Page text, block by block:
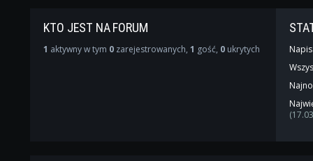
KTO JEST NA FORUM
1 aktywny w tym 0 zarejestrowanych,1 gość, 0 ukrytych